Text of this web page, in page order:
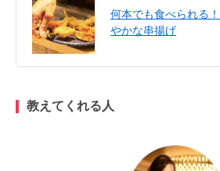
何本でも食べられる
やかな串揚げ
教えてくれる人